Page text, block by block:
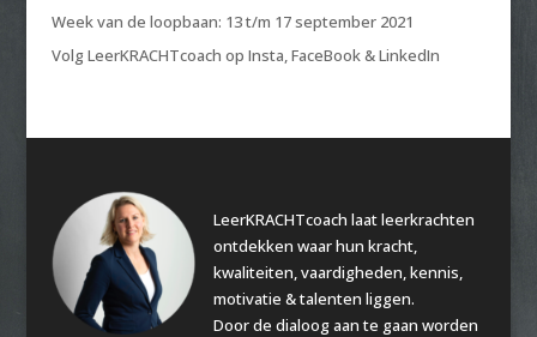
Week van de loopbaan: 13 t/m 17 september 2021
Volg LeerKRACHTcoach op Insta, FaceBook & LinkedIn
LeerKRACHTcoach laat leerkrachten
ontdekken waar hun kracht,
kwaliteiten, vaardigheden, kennis,
motivatie & talenten liggen.
Door de dialoog aan te gaan worden